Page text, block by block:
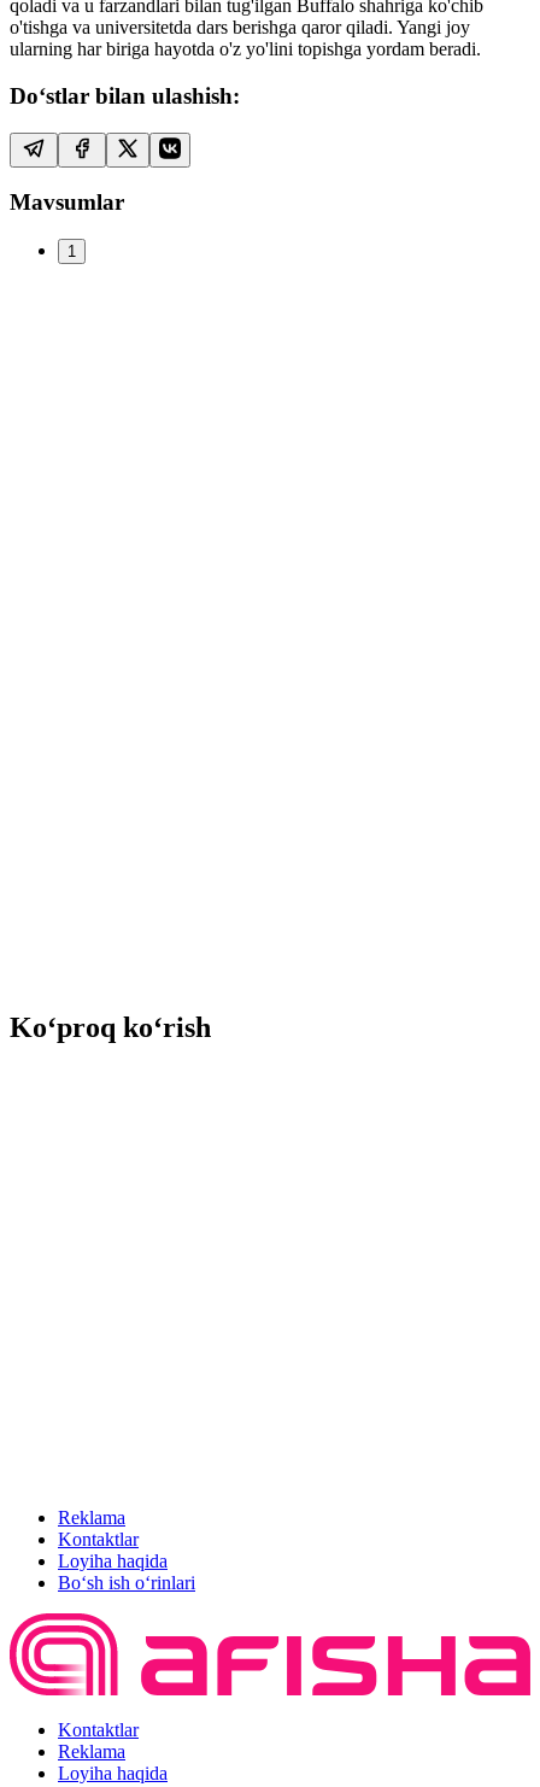
qoladi va u farzandlari bilan tug'ilgan Buffalo shahriga ko'chib
o'tishga va universitetda dars berishga qaror qiladi. Yangi joy
ularning har biriga hayotda o'z yo'lini topishga yordam beradi.
Do‘stlar bilan ulashish:
Mavsumlar
1
Ko‘proq ko‘rish
Reklama
Kontaktlar
Loyiha haqida
Bo‘sh ish o‘rinlari
Kontaktlar
Reklama
Loyiha haqida